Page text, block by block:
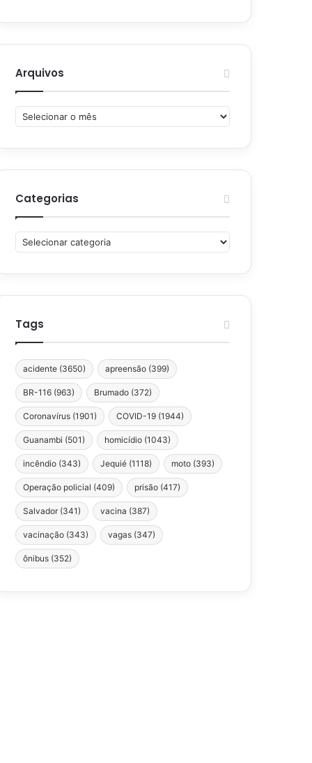
Arquivos
Arquivos
Categorias
Categorias
Tags
acidente (3650) apreensão (399)
BR-116 (963) Brumado (372)
Coronavírus (1901) COVID-19 (1944)
Guanambi (501) homicídio (1043)
incêndio (343) Jequié (1118) moto (393)
Operação policial (409) prisão (417)
Salvador (341) vacina (387)
vacinação (343) vagas (347)
ônibus (352)